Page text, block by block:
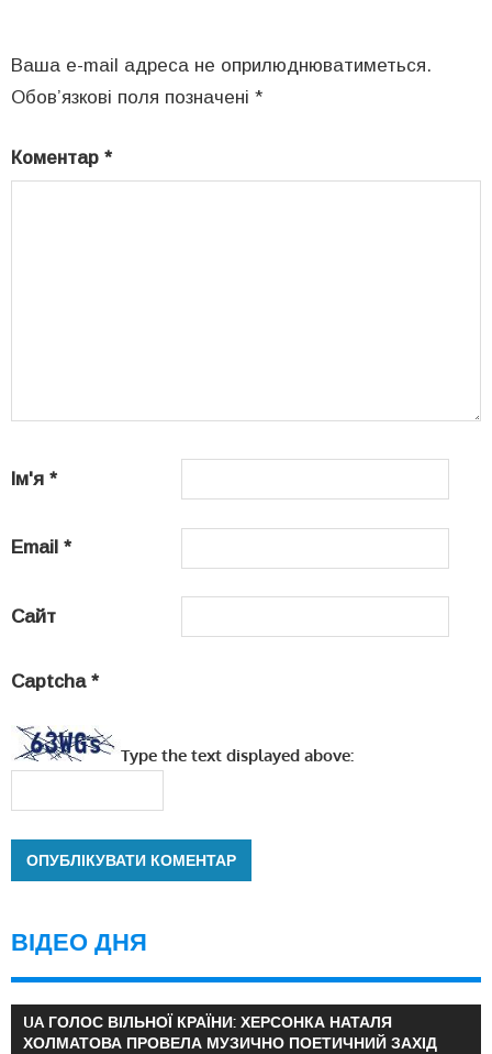
Ваша e-mail адреса не оприлюднюватиметься.
Обов’язкові поля позначені *
Коментар *
Ім'я *
Email *
Сайт
Captcha *
Type the text displayed above:
ВІДЕО ДНЯ
UA ГОЛОС ВІЛЬНОЇ КРАЇНИ: ХЕРСОНКА НАТАЛЯ
ХОЛМАТОВА ПРОВЕЛА МУЗИЧНО ПОЕТИЧНИЙ ЗАХІД